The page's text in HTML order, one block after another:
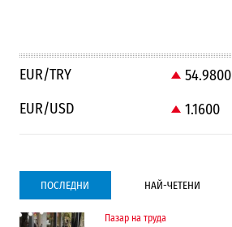
EUR/TRY 54.9800
EUR/USD
1.1600
ПОСЛЕДНИ НАЙ-ЧЕТЕНИ
Пазар на труда
Градоустройство
Компании